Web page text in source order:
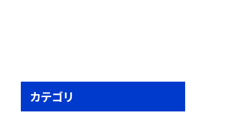
カテゴリ